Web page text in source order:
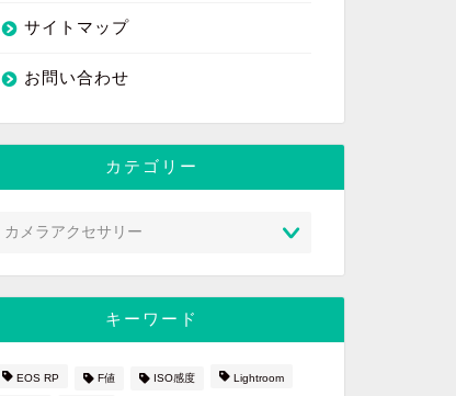
サイトマップ
お問い合わせ
カテゴリー
キーワード
EOS RP F値 ISO感度 Lightroom